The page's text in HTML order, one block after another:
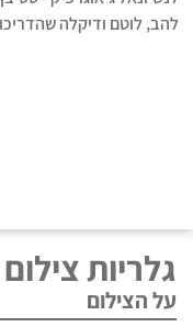
להב, לוטם ודיקלה
גלריות
על הצילום